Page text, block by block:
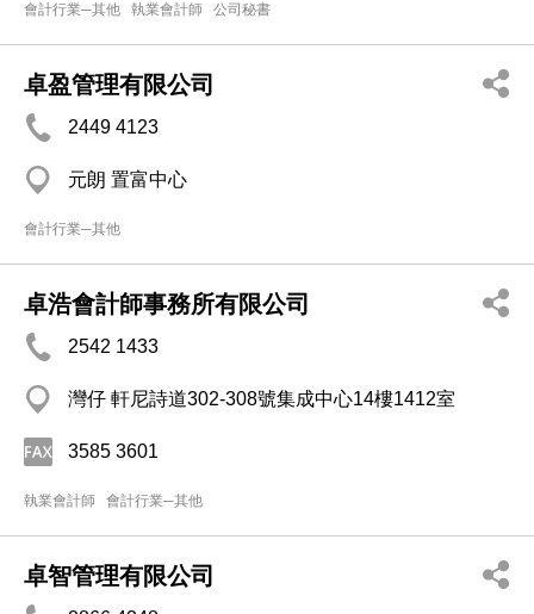
會計行業─其他 執業會計師 公司秘書
卓盈管理有限公司
2449 4123
元朗 置富中心
會計行業─其他
卓浩會計師事務所有限公司
2542 1433
灣仔 軒尼詩道302-308號集成中心14樓1412室
3585 3601
執業會計師 會計行業─其他
卓智管理有限公司